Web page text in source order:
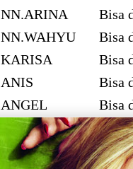
NN.ARINA
Bisa
NN.WAHYU
Bisa
KARISA
Bisa
ANIS
Bisa
ANGEL Bisa